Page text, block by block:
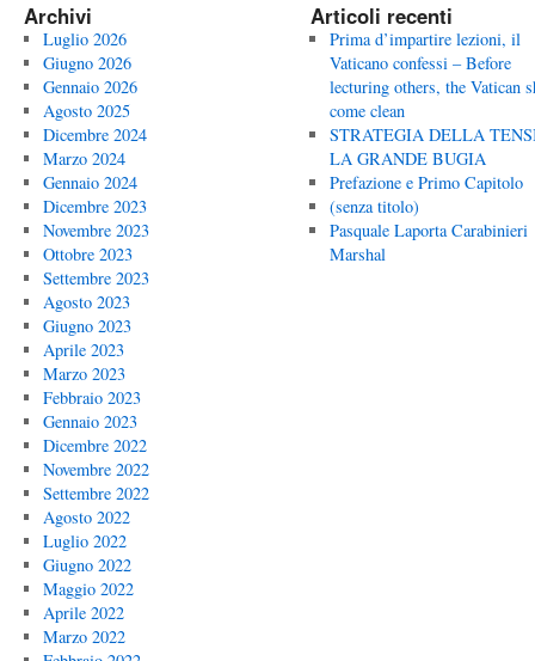
Archivi
Luglio 2026
Giugno 2026
Gennaio 2026
Agosto 2025
Dicembre 2024
Marzo 2024
Gennaio 2024
Dicembre 2023
Novembre 2023
Ottobre 2023
Settembre 2023
Agosto 2023
Giugno 2023
Aprile 2023
Marzo 2023
Febbraio 2023
Gennaio 2023
Dicembre 2022
Novembre 2022
Settembre 2022
Agosto 2022
Luglio 2022
Giugno 2022
Maggio 2022
Aprile 2022
Marzo 2022
Articoli recenti
Prima d’impartire lezioni, il
Vaticano confessi – Before
lecturing others, the Vatican
come clean
STRATEGIA DELLA
LA GRANDE BUGIA
Prefazione e Primo Capitolo
(senza titolo)
Pasquale Laporta Carabinieri
Marshal